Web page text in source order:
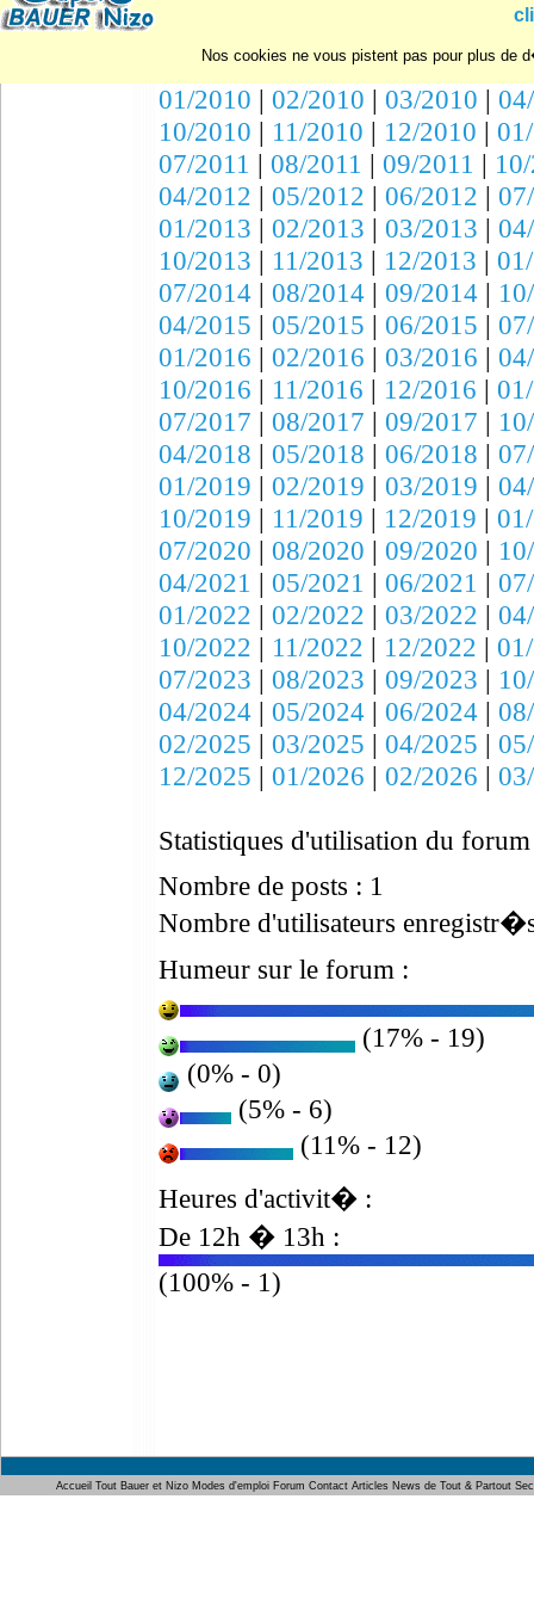
04/2009|05/2009|06/2009|
01/2010 | 02/2010 | 03/2010 |
10/2010 | 11/2010 | 12/2010 |
07/2011 | 08/2011 | 09/2011 |
04/2012 | 05/2012 | 06/2012 |
01/2013 | 02/2013 | 03/2013 |
10/2013 | 11/2013 | 12/2013 |
07/2014 | 08/2014 | 09/2014 |
04/2015 | 05/2015 | 06/2015 |
01/2016 | 02/2016 | 03/2016 |
10/2016 | 11/2016 | 12/2016 |
07/2017 | 08/2017 | 09/2017 |
04/2018 | 05/2018 | 06/2018 |
01/2019 | 02/2019 | 03/2019 |
10/2019 | 11/2019 | 12/2019 |
07/2020 | 08/2020 | 09/2020 |
04/2021 | 05/2021 | 06/2021 |
01/2022 | 02/2022 | 03/2022 |
10/2022 | 11/2022 | 12/2022 |
07/2023 | 08/2023 | 09/2023 |
04/2024 | 05/2024 | 06/2024 |
02/2025 | 03/2025 | 04/2025 |
12/2025 | 01/2026 | 02/2026 |
Statistiques d'utilisation du
Nombre de posts : 1
Nombre d'utilisateurs
Humeur sur le forum :
(17% - 19)
(0% - 0)
(5% - 6)
(11% - 12)
Heures d'activit� :
De 12h � 13h :
(100% - 1)
Accueil Tout Bauer et Nizo Modes d'emploi Forum Contact Articles News de Tout & Partout
Nos cookies ne vous pistent pas pour plus